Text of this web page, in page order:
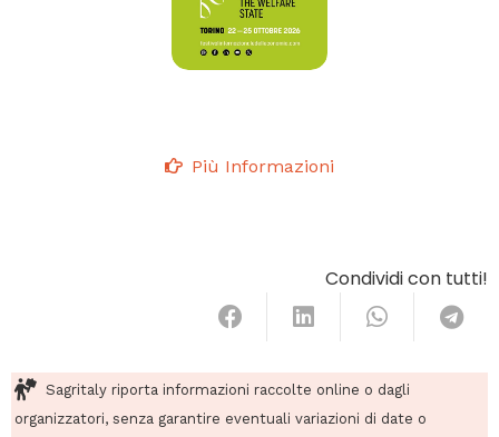
Più Informazioni
Condividi con tutti!
Sagritaly riporta informazioni raccolte online o dagli
organizzatori, senza garantire eventuali variazioni di date o